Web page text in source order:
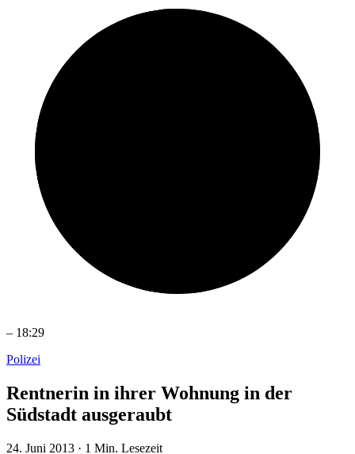
– 18:29
Polizei
Rentnerin in ihrer Wohnung in der
Südstadt ausgeraubt
24. Juni 2013 · 1 Min. Lesezeit